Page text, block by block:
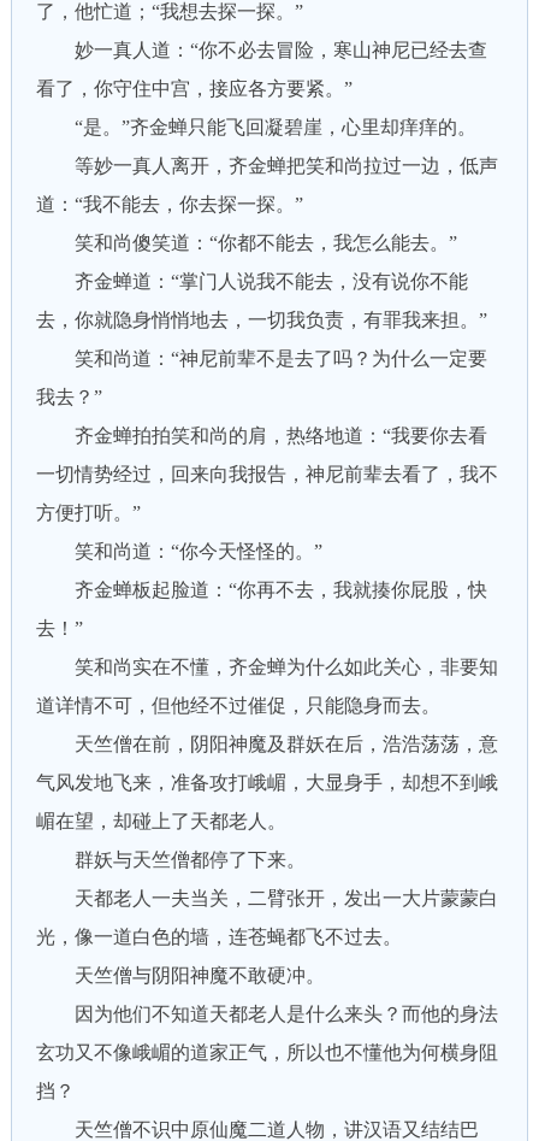
了，他忙道；“我想去探一探。”
妙一真人道：“你不必去冒险，寒山神尼已经去查
看了，你守住中宫，接应各方要紧。”
“是。”齐金蝉只能飞回凝碧崖，心里却痒痒的。
等妙一真人离开，齐金蝉把笑和尚拉过一边，低声
道：“我不能去，你去探一探。”
笑和尚傻笑道：“你都不能去，我怎么能去。”
齐金蝉道：“掌门人说我不能去，没有说你不能
去，你就隐身悄悄地去，一切我负责，有罪我来担。”
笑和尚道：“神尼前辈不是去了吗？为什么一定要
我去？”
齐金蝉拍拍笑和尚的肩，热络地道：“我要你去看
一切情势经过，回来向我报告，神尼前辈去看了，我不
方便打听。”
笑和尚道：“你今天怪怪的。”
齐金蝉板起脸道：“你再不去，我就揍你屁股，快
去！”
笑和尚实在不懂，齐金蝉为什么如此关心，非要知
道详情不可，但他经不过催促，只能隐身而去。
天竺僧在前，阴阳神魔及群妖在后，浩浩荡荡，意
气风发地飞来，准备攻打峨嵋，大显身手，却想不到峨
嵋在望，却碰上了天都老人。
群妖与天竺僧都停了下来。
天都老人一夫当关，二臂张开，发出一大片蒙蒙白
光，像一道白色的墙，连苍蝇都飞不过去。
天竺僧与阴阳神魔不敢硬冲。
因为他们不知道天都老人是什么来头？而他的身法
玄功又不像峨嵋的道家正气，所以也不懂他为何横身阻
挡？
天竺僧不识中原仙魔二道人物，讲汉语又结结巴